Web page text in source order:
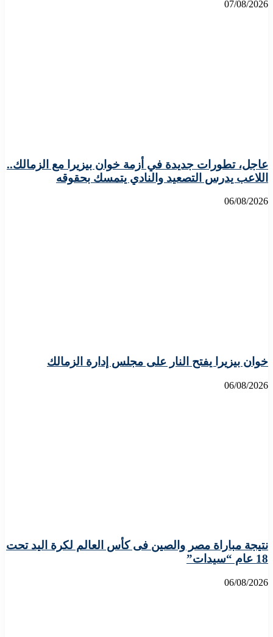
07/08/2026
عاجل، تطورات جديدة في أزمة خوان بيزيرا مع الزمالك..
اللاعب يدرس التصعيد والنادي يتمسك بحقوقه
06/08/2026
خوان بيزيرا يفتح النار على مجلس إدارة الزمالك
06/08/2026
نتيجة مباراة مصر والصين فى كأس العالم لكرة اليد تحت
18 عام “سيدات”
06/08/2026